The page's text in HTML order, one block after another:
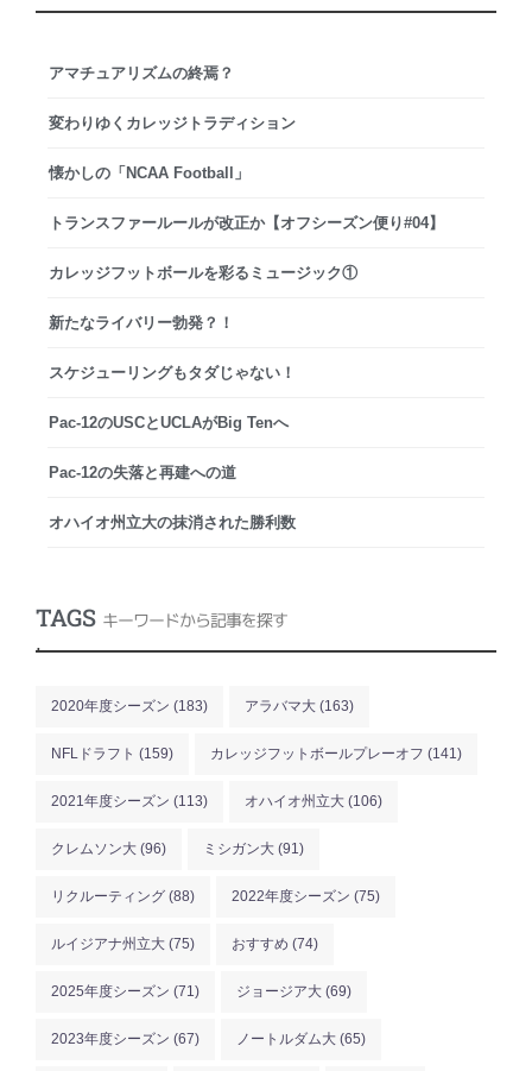
アマチュアリズムの終焉？
変わりゆくカレッジトラディション
懐かしの「NCAA Football」
トランスファールールが改正か【オフシーズン便り#04】
カレッジフットボールを彩るミュージック①
新たなライバリー勃発？！
スケジューリングもタダじゃない！
Pac-12のUSCとUCLAがBig Tenへ
Pac-12の失落と再建への道
オハイオ州立大の抹消された勝利数
TAGS キーワードから記事を探す
.
2020年度シーズン (183) アラバマ大 (163)
NFLドラフト (159) カレッジフットボールプレーオフ (141)
2021年度シーズン (113) オハイオ州立大 (106)
クレムソン大 (96) ミシガン大 (91)
リクルーティング (88) 2022年度シーズン (75)
ルイジアナ州立大 (75) おすすめ (74)
2025年度シーズン (71) ジョージア大 (69)
2023年度シーズン (67) ノートルダム大 (65)